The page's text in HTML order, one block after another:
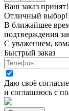
Ваш заказ принят!
Отличный выбор!
В ближайшее
подтверждения
С уважением,
Быстрый заказ
Даю своё
и соглашаюсь с